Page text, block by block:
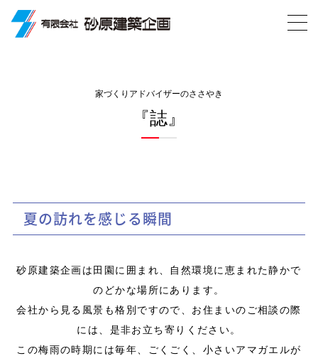
家づくりアドバイザーのささやき
『誌』
夏の訪れを感じる瞬間
砂原建築企画は田園に囲まれ、自然環境に恵まれた静かで
のどかな場所にあります。
会社から見る風景も格別ですので、お住まいのご相談の際
には、是非お立ち寄りください。
この梅雨の時期には毎年、ごくごく、小さいアマガエルが